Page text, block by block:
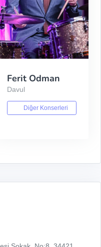
Ferit Odman
Davul
Diğer Konserleri